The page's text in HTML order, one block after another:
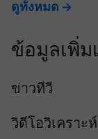
ดูทั้งหมด
ข้อมูลเพิ่ม
ข่าวทีวี
วิดีโอวิเคราะห์